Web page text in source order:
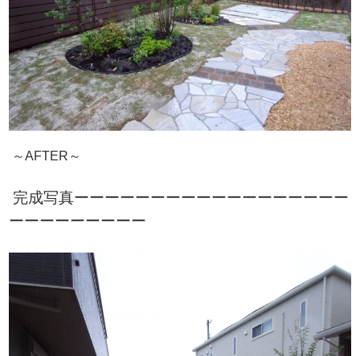
～AFTER～
完成写真ーーーーーーーーーーーーーーーーーー
ーーーーーーーーー